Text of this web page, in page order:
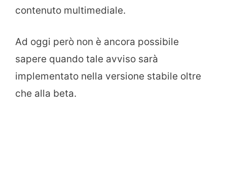
contenuto multimediale.
Ad oggi però non è ancora possibile
sapere quando tale avviso sarà
implementato nella versione stabile oltre
che alla beta.